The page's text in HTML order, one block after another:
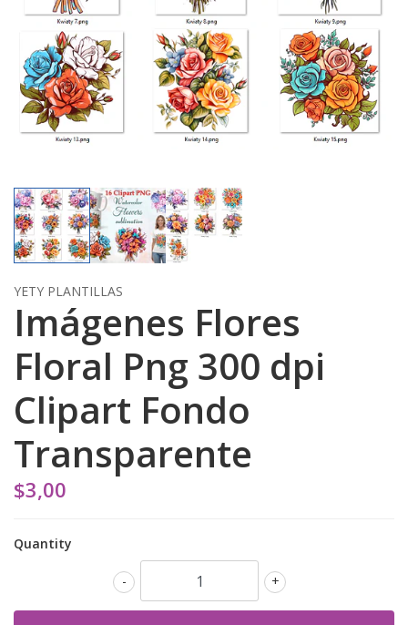
YETY PLANTILLAS
Imágenes Flores
Floral Png 300 dpi
Clipart Fondo
Transparente
$3,00
Quantity
+
-